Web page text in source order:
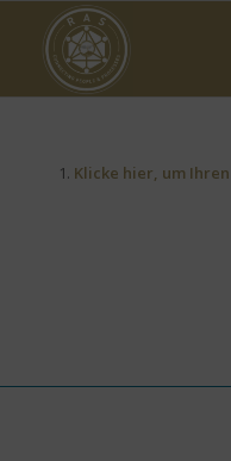
Klicke hier, um